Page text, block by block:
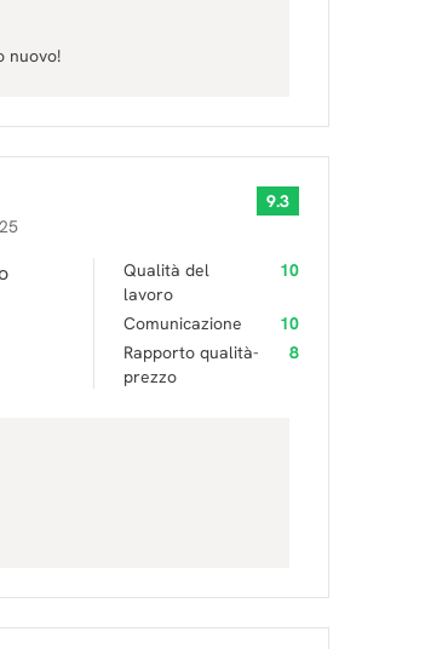
nuovo!
9.3
Qualità del
lavoro
10
Comunicazione
10
Rapporto qualità-
prezzo
8